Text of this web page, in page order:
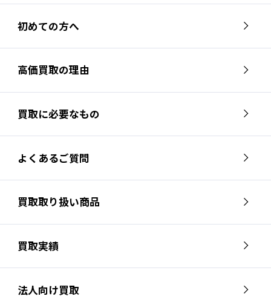
初めての方へ
高価買取の理由
買取に必要なもの
よくあるご質問
買取取り扱い商品
買取実績
法人向け買取